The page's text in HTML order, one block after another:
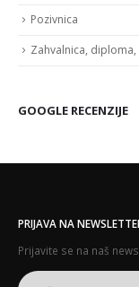
Pozivnica
Zahvalnica,
GOOGLE RECENZIJE
PRIJAVA NA
Prijavite se na naš